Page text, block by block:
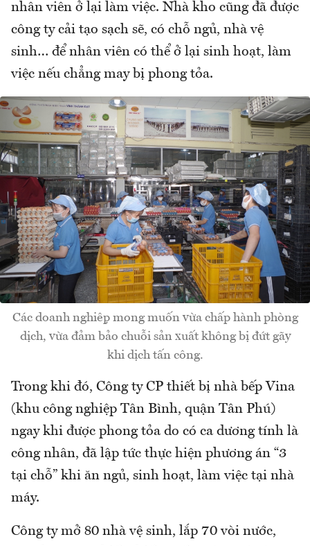
nhân viên ở lại làm việc. Nhà kho cũng đã được
công ty cải tạo sạch sẽ, có chỗ ngủ, nhà vệ
sinh… để nhân viên có thể ở lại sinh hoạt, làm
việc nếu chẳng may bị phong tỏa.
Các doanh nghiệp mong muốn vừa chấp hành phòng
dịch, vừa đảm bảo chuỗi sản xuất không bị đứt gãy
khi dịch tấn công.
Trong khi đó, Công ty CP thiết bị nhà bếp Vina
(khu công nghiệp Tân Bình, quận Tân Phú)
ngay khi được phong tỏa do có ca dương tính là
công nhân, đã lập tức thực hiện phương án “3
tại chỗ” khi ăn ngủ, sinh hoạt, làm việc tại nhà
máy.
Công ty mở 80 nhà vệ sinh, lắp 70 vòi nước,